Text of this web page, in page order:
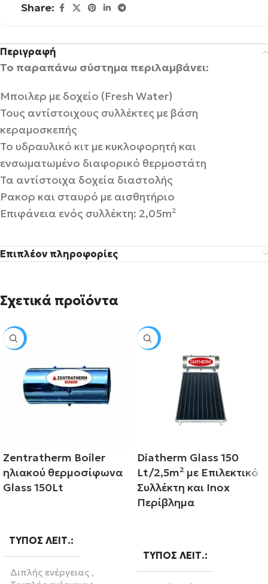
Share:
Περιγραφή
Το παραπάνω σύστημα περιλαμβάνει:
Μποιλερ με δοχείο (Fresh Water)
Τους αντίστοιχους συλλέκτες με βάση
κεραμοσκεπής
Το υδραυλικό κιτ με κυκλοφορητή και
ενσωματωμένο διαφορικό θερμοστάτη
Τα αντίστοιχα δοχεία διαστολής
Ρακορ και σταυρό με αισθητήριο
Επιφάνεια ενός συλλέκτη: 2,05m²
Επιπλέον πληροφορίες
Σχετικά προϊόντα
SALE
Zentratherm Boiler
ηλιακού θερμοσίφωνα
Glass 150Lt
ΤΎΠΟΣ ΛΕΙΤ.
Διπλής ενέργειας ,
SALE
Diatherm Glass 150
Lt/2,5m² με Επιλεκτικό
Συλλέκτη και Inox
Περίβλημα
ΤΎΠΟΣ ΛΕΙΤ.